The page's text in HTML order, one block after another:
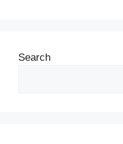
Search